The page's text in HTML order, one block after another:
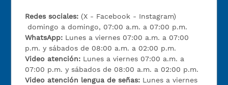
Redes sociales: (X - Facebook - Instagram)
domingo a domingo, 07:00 a.m. a 07:00 p.m.
WhatsApp: Lunes a viernes 07:00 a.m. a 07:00
p.m. y sábados de 08:00 a.m. a 02:00 p.m.
Video atención: Lunes a viernes 07:00 a.m. a
07:00 p.m. y sábados de 08:00 a.m. a 02:00 p.m.
Video atención lengua de señas: Lunes a viernes